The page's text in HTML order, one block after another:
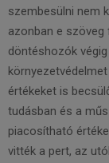
szembesülni nem
azonban e szöveg
döntéshozók
értékeket is
tudásban és a
piacosítható
vitték a pert, az